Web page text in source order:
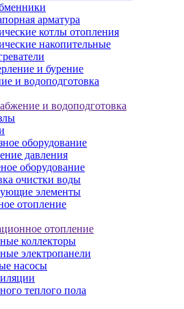
арматура
котлы отопления
накопительные
и бурение
и водоподготовка
и водоподготовка
оборудование
давления
оборудование
очистки воды
элементы
отопление
отопление
коллекторы
электропанели
насосы
теплого пола